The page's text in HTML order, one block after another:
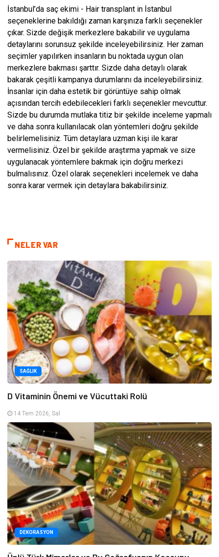
İstanbul’da saç ekimi - Hair transplant in İstanbul
seçeneklerine bakıldığı zaman karşınıza farklı seçenekler
çıkar. Sizde değişik merkezlere bakabilir ve uygulama
detaylarını sorunsuz şekilde inceleyebilirsiniz. Her zaman
seçimler yapılırken insanların bu noktada uygun olan
merkezlere bakması şarttır. Sizde daha detaylı olarak
bakarak çeşitli kampanya durumlarını da inceleyebilirsiniz.
İnsanlar için daha estetik bir görüntüye sahip olmak
açısından tercih edebilecekleri farklı seçenekler mevcuttur.
Sizde bu durumda mutlaka titiz bir şekilde inceleme yapmalı
ve daha sonra kullanılacak olan yöntemleri doğru şekilde
belirlemelisiniz. Tüm detaylara uzman kişi ile karar
vermelisiniz. Özel bir şekilde araştırma yapmak ve size
uygulanacak yöntemlere bakmak için doğru merkezi
bulmalısınız. Özel olarak seçenekleri incelemek ve daha
sonra karar vermek için detaylara bakabilirsiniz.
NELER VAR
SAĞLIK
D Vitaminin Önemi ve Vücuttaki Rolü
14 Tem 2026, Sal
DEKORASYON